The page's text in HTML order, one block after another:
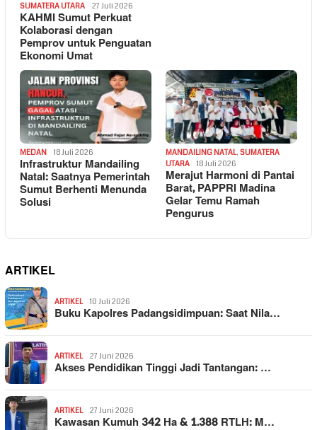
SUMATERA UTARA 27 Juli 2026
KAHMI Sumut Perkuat
Kolaborasi dengan
Pemprov untuk Penguatan
Ekonomi Umat
MEDAN 18 Juli 2026
Infrastruktur Mandailing
Natal: Saatnya Pemerintah
Sumut Berhenti Menunda
Solusi
MANDAILING NATAL, SUMATERA
UTARA
18 Juli 2026
Merajut Harmoni di Pantai
Barat, PAPPRI Madina
Gelar Temu Ramah
Pengurus
ARTIKEL
ARTIKEL 10 Juli 2026
Buku Kapolres Padangsidimpuan: Saat Nila…
ARTIKEL 27 Juni 2026
Akses Pendidikan Tinggi Jadi Tantangan: …
ARTIKEL 27 Juni 2026
Kawasan Kumuh 342 Ha & 1.388 RTLH: M…